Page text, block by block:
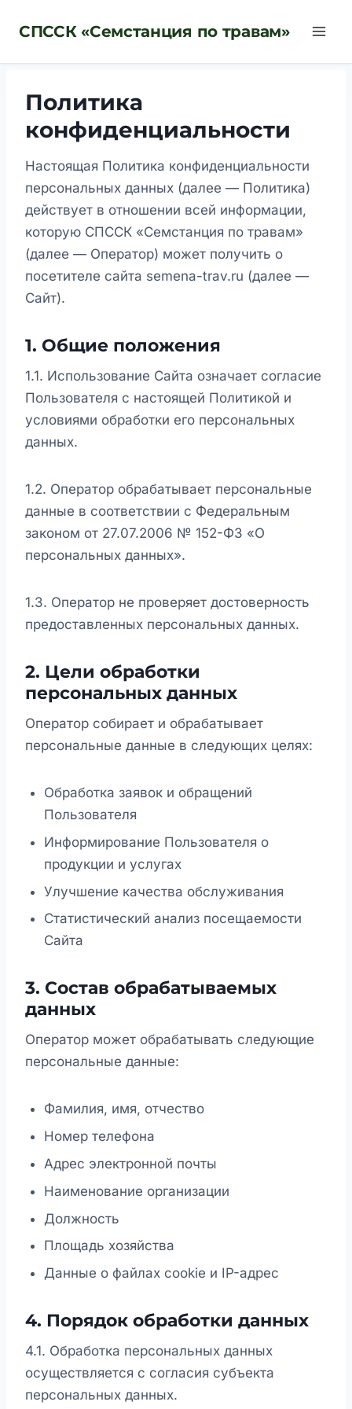
СПССК «Семстанция по травам»
Политика
конфиденциальности
Настоящая Политика конфиденциальности
персональных данных (далее — Политика)
действует в отношении всей информации,
которую СПССК «Семстанция по травам»
(далее — Оператор) может получить о
посетителе сайта semena-trav.ru (далее —
Сайт).
1. Общие положения
1.1. Использование Сайта означает согласие
Пользователя с настоящей Политикой и
условиями обработки его персональных
данных.
1.2. Оператор обрабатывает персональные
данные в соответствии с Федеральным
законом от 27.07.2006 № 152-ФЗ «О
персональных данных».
1.3. Оператор не проверяет достоверность
предоставленных персональных данных.
2. Цели обработки
персональных данных
Оператор собирает и обрабатывает
персональные данные в следующих целях:
Обработка заявок и обращений
Пользователя
Информирование Пользователя о
продукции и услугах
Улучшение качества обслуживания
Статистический анализ посещаемости
Сайта
3. Состав обрабатываемых
данных
Оператор может обрабатывать следующие
персональные данные:
Фамилия, имя, отчество
Номер телефона
Адрес электронной почты
Наименование организации
Должность
Площадь хозяйства
Данные о файлах cookie и IP-адрес
4. Порядок обработки данных
4.1. Обработка персональных данных
осуществляется с согласия субъекта
персональных данных.